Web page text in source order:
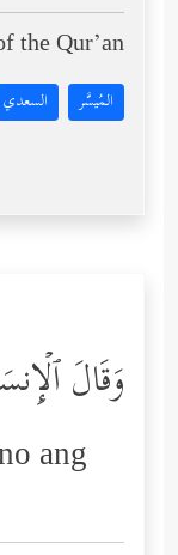
the Qur’an:
المُيسَّر السعدي
وَقَالَ
ang